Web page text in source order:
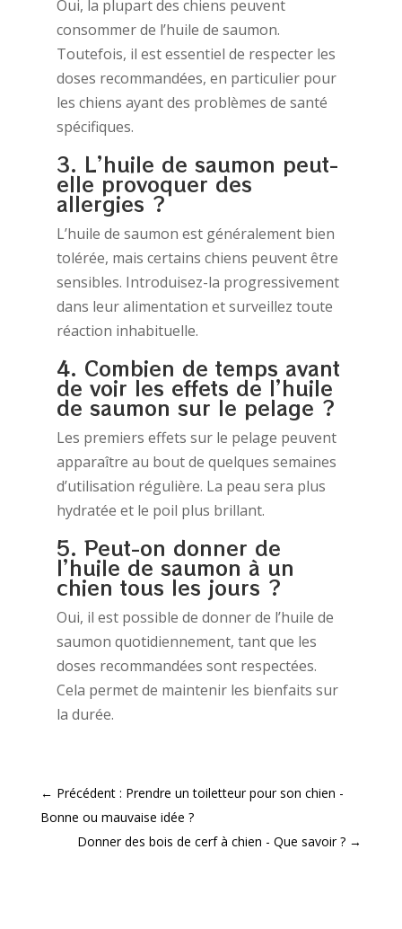
Oui, la plupart des chiens peuvent
consommer de l’huile de saumon.
Toutefois, il est essentiel de respecter les
doses recommandées, en particulier pour
les chiens ayant des problèmes de santé
spécifiques.
3. L’huile de saumon peut-
elle provoquer des
allergies ?
L’huile de saumon est généralement bien
tolérée, mais certains chiens peuvent être
sensibles. Introduisez-la progressivement
dans leur alimentation et surveillez toute
réaction inhabituelle.
4. Combien de temps avant
de voir les effets de l’huile
de saumon sur le pelage ?
Les premiers effets sur le pelage peuvent
apparaître au bout de quelques semaines
d’utilisation régulière. La peau sera plus
hydratée et le poil plus brillant.
5. Peut-on donner de
l’huile de saumon à un
chien tous les jours ?
Oui, il est possible de donner de l’huile de
saumon quotidiennement, tant que les
doses recommandées sont respectées.
Cela permet de maintenir les bienfaits sur
la durée.
← Précédent : Prendre un toiletteur pour son chien -
Bonne ou mauvaise idée ?
Donner des bois de cerf à chien - Que savoir ? →